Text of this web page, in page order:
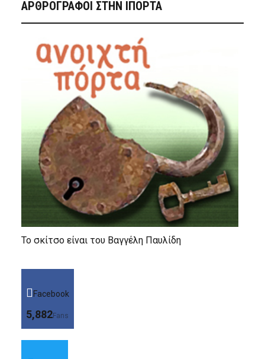
ΑΡΘΡΟΓΡΑΦΟΙ ΣΤΗΝ IΠΟΡΤΑ
Το σκίτσο είναι του Βαγγέλη Παυλίδη
Facebook
5,882Fans